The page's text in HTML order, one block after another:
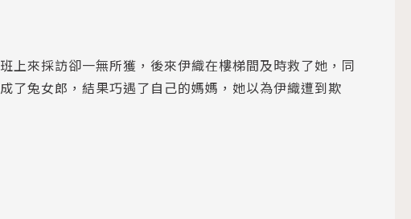
上來採訪卻一無所獲，後來伊織在樓梯間及時救了她，同
了兔女郎，結果巧遇了自己的媽媽，她以為伊織遭到欺